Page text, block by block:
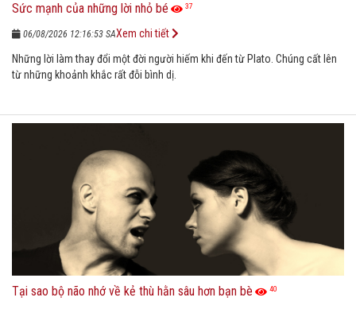
Sức mạnh của những lời nhỏ bé 37
06/08/2026 12:16:53 SA
Những lời làm thay đổi một đời người hiếm khi đến từ Plato. Chúng cất lên
từ những khoảnh khắc rất đỗi bình dị.
Xem chi tiết
Tại sao bộ não nhớ về kẻ thù hằn sâu hơn bạn bè 40